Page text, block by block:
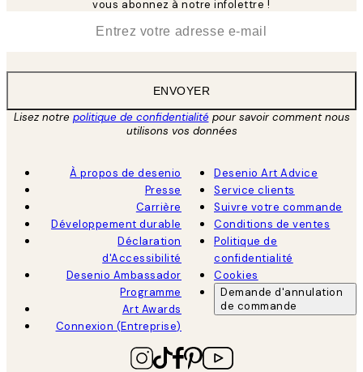
vous abonnez à notre infolettre !
ENVOYER
Lisez notre politique de confidentialitépour savoir comment nous
utilisons vos données
À propos de desenio
Presse
Carrière
Développement durable
Déclaration
d'Accessibilité
Desenio Ambassador
Programme
Art Awards
Connexion (Entreprise)
Desenio Art Advice
Service clients
Suivre votre commande
Conditions de ventes
Politique de
confidentialité
Cookies
Demande d'annulation
de commande